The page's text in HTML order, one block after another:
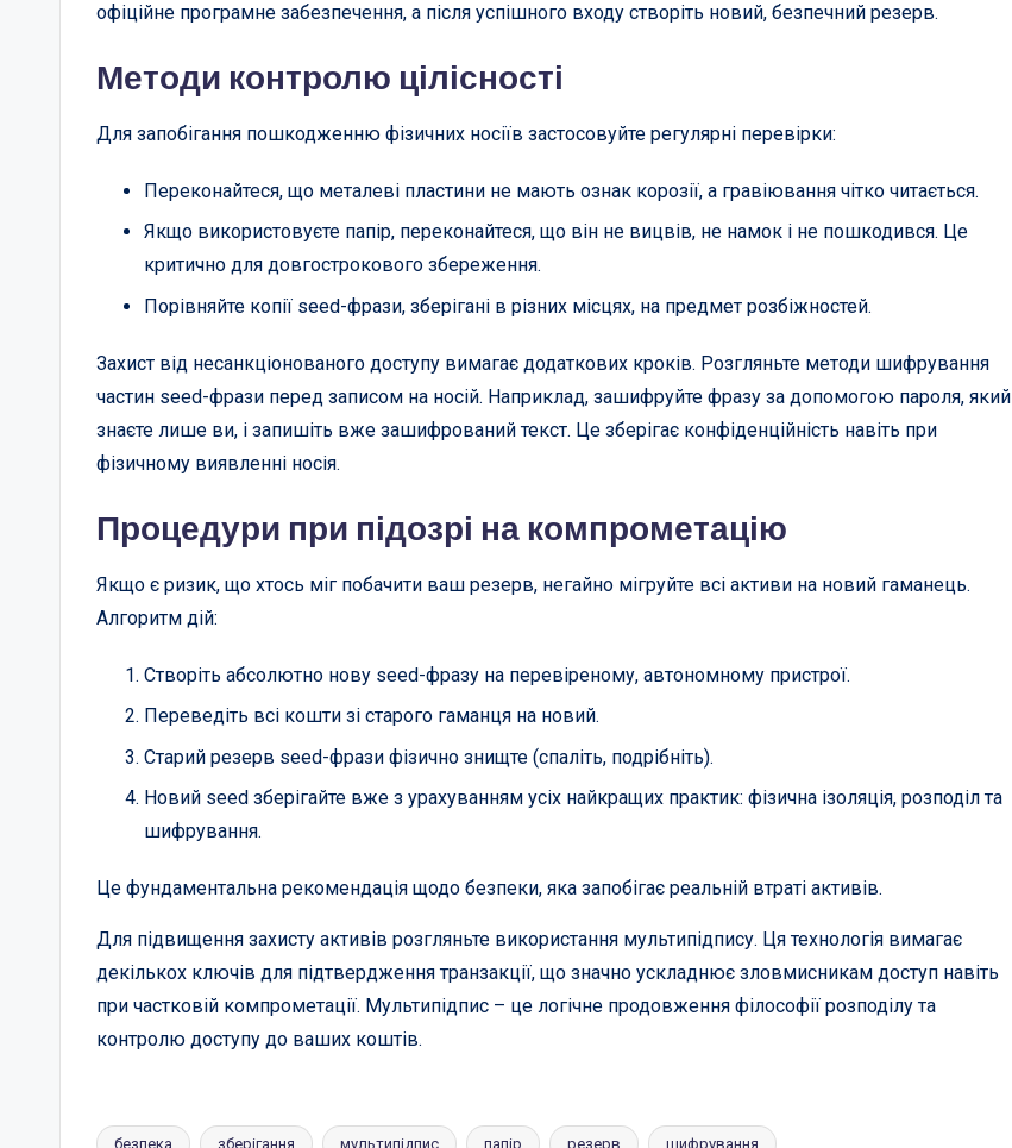
офіційне програмне забезпечення, а після успішного входу створіть новий, безпечний резерв.
Методи контролю цілісності
Для запобігання пошкодженню фізичних носіїв застосовуйте регулярні перевірки:
Переконайтеся, що металеві пластини не мають ознак корозії, а гравіювання чітко читається.
Якщо використовуєте папір, переконайтеся, що він не вицвів, не намок і не пошкодився. Це
критично для довгострокового збереження.
Порівняйте копії seed-фрази, зберігані в різних місцях, на предмет розбіжностей.
Захист від несанкціонованого доступу вимагає додаткових кроків. Розгляньте методи шифрування
частин seed-фрази перед записом на носій. Наприклад, зашифруйте фразу за допомогою пароля, який
знаєте лише ви, і запишіть вже зашифрований текст. Це зберігає конфіденційність навіть при
фізичному виявленні носія.
Процедури при підозрі на компрометацію
Якщо є ризик, що хтось міг побачити ваш резерв, негайно мігруйте всі активи на новий гаманець.
Алгоритм дій:
Створіть абсолютно нову seed-фразу на перевіреному, автономному пристрої.
Переведіть всі кошти зі старого гаманця на новий.
Старий резерв seed-фрази фізично знищте (спаліть, подрібніть).
Новий seed зберігайте вже з урахуванням усіх найкращих практик: фізична ізоляція, розподіл та
шифрування.
Це фундаментальна рекомендація щодо безпеки, яка запобігає реальній втраті активів.
Для підвищення захисту активів розгляньте використання мультипідпису. Ця технологія вимагає
декількох ключів для підтвердження транзакції, що значно ускладнює зловмисникам доступ навіть
при частковій компрометації. Мультипідпис – це логічне продовження філософії розподілу та
контролю доступу до ваших коштів.
безпека зберігання мультипідпис папір резерв шифрування